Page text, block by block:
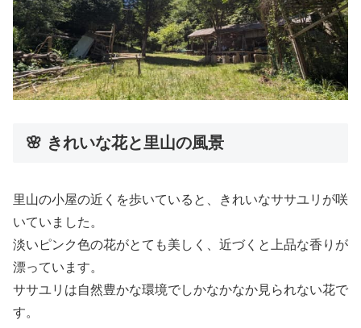
🌸 きれいな花と里山の風景
里山の小屋の近くを歩いていると、きれいなササユリが咲
いていました。
淡いピンク色の花がとても美しく、近づくと上品な香りが
漂っています。
ササユリは自然豊かな環境でしかなかなか見られない花で
す。